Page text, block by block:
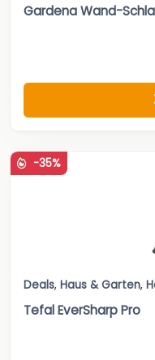
Gardena Wand-
-35%
Deals, Haus & Garten,
Tefal EverSharp Pro